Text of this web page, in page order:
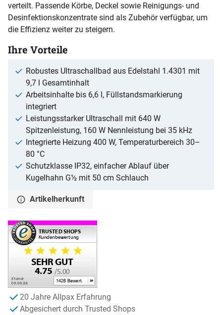
verteilt. Passende Körbe, Deckel sowie Reinigungs- und
Desinfektionskonzentrate sind als Zubehör verfügbar, um
die Effizienz weiter zu steigern.
Ihre Vorteile
Robustes Ultraschallbad aus Edelstahl 1.4301 mit
9,7 l Gesamtinhalt
Arbeitsinhalte bis 6,6 l, Füllstandsmarkierung
integriert
Leistungsstarker Ultraschall mit 640 W
Spitzenleistung, 160 W Nennleistung bei 35 kHz
Integrierte Heizung 400 W, Temperaturbereich 30–
80 °C
Schutzklasse IP32, einfacher Ablauf über
Kugelhahn G½ mit 50 cm Schlauch
Artikelherkunft
20 Jahre Allpax Erfahrung
Abgesichert durch Trusted Shops